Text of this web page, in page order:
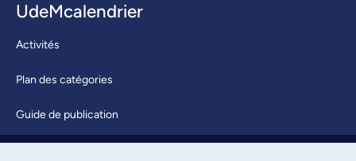
UdeMcalendrier
Activités
Plan des catégories
Guide de publication